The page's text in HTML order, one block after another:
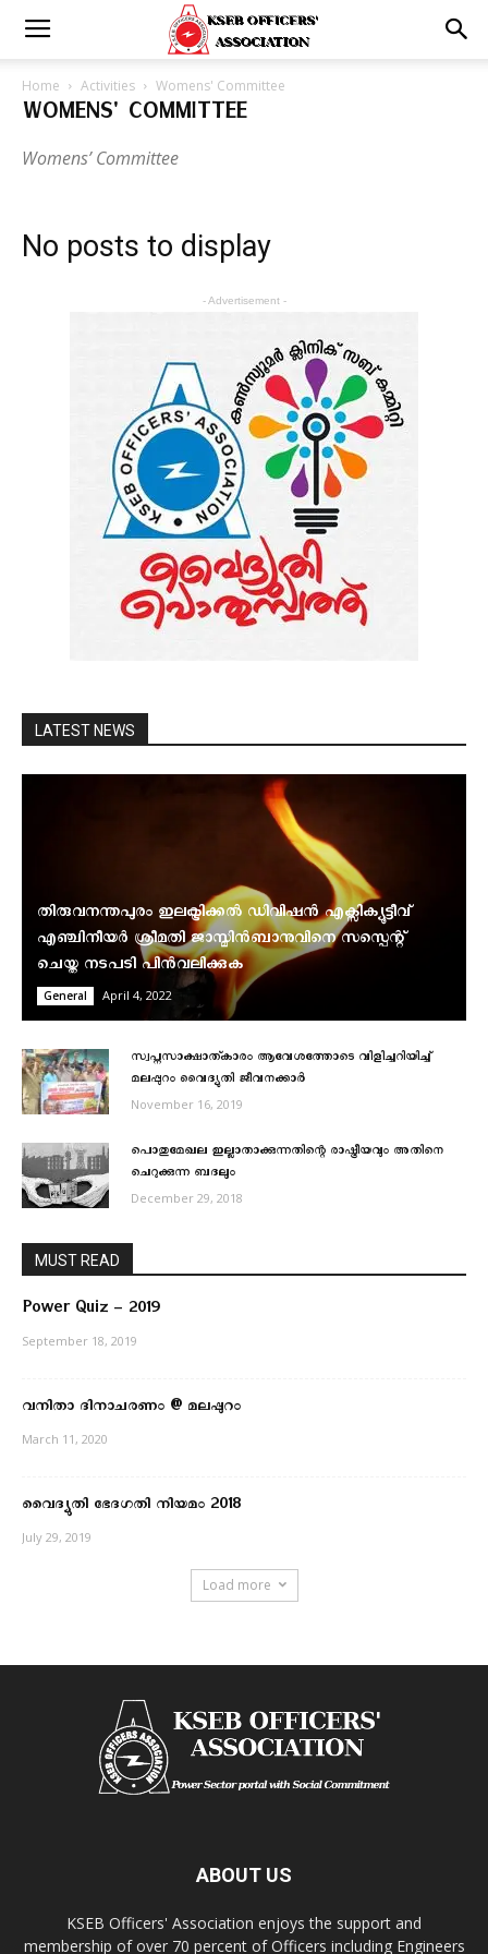
Home Activities Womens' Committee
WOMENS' COMMITTEE
Womens’ Committee
No posts to display
- Advertisement -
LATEST NEWS
തിരുവനന്തപുരം ഇലക്ട്രിക്കല്‍ ഡിവിഷന്‍ എക്സിക്യൂട്ടീവ്
എഞ്ചിനീയര്‍ ശ്രീമതി ജാസ്മിന്‍ബാനുവിനെ സസ്പെന്റ്
ചെയ്ത നടപടി പിന്‍വലിക്കുക
General April 4, 2022
സ്വപ്നസാക്ഷാത്കാരം ആവേശത്തോടെ വിളിച്ചറിയിച്ച്
മലപ്പുറം വൈദ്യുതി ജീവനക്കാർ
November 16, 2019
പൊതുമേഖല ഇല്ലാതാക്കുന്നതിന്റെ രാഷ്ട്രീയവും അതിനെ
ചെറുക്കുന്ന ബദലും
December 29, 2018
MUST READ
Power Quiz – 2019
September 18, 2019
വനിതാ ദിനാചരണം @ മലപ്പുറം
March 11, 2020
വൈദ്യുതി ഭേദഗതി നിയമം 2018
July 29, 2019
Load more
ABOUT US
KSEB Officers' Association enjoys the support and
membership of over 70 percent of Officers including Engineers